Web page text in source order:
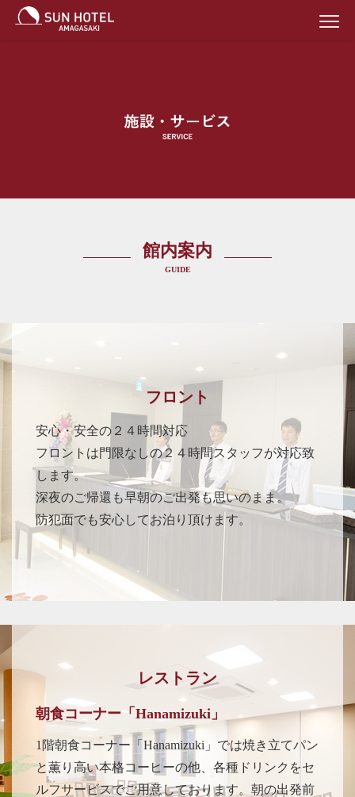
館内案内
GUIDE
フロント
安心・安全の２４時間対応
フロントは門限なしの２４時間スタッフが対応致
します。
深夜のご帰還も早朝のご出発も思いのまま。
防犯面でも安心してお泊り頂けます。
レストラン
朝食コーナー「Hanamizuki」
1階朝食コーナー「Hanamizuki」では焼き立てパン
と薫り高い本格コーヒーの他、各種ドリンクをセ
ルフサービスでご用意しております。朝の出発前